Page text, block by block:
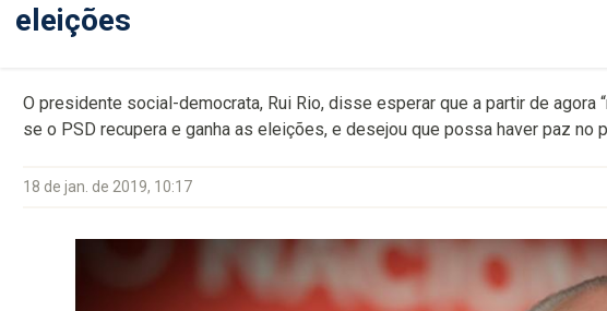
eleições
O presidente social-democrata, Rui Rio, disse esperar que a partir de agora
se o PSD recupera e ganha as eleições, e desejou que possa haver paz no
18 de jan. de 2019, 10:17